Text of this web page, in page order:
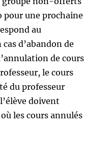
pour une prochaine
au
d’abandon de
de cours
le cours
du professeur
doivent
les cours annulés